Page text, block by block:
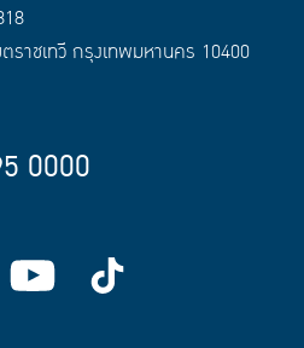
ราชเทวี กรุงเทพมหานคร 10400
0000